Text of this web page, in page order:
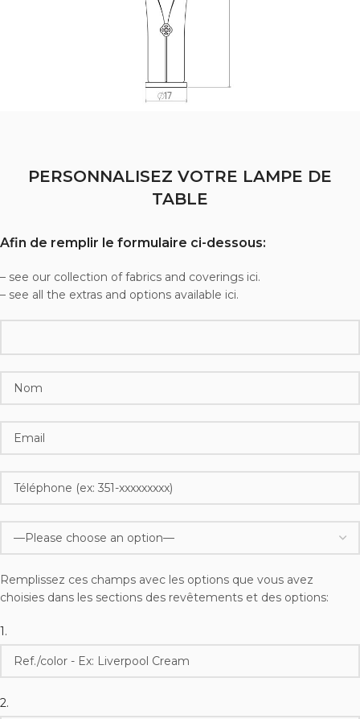
PERSONNALISEZ VOTRE LAMPE DE
TABLE
Afin de remplir le formulaire ci-dessous:
– see our collection of fabrics and coverings ici.
– see all the extras and options available ici.
Remplissez ces champs avec les options que vous avez
choisies dans les sections des revêtements et des options:
1.
2.